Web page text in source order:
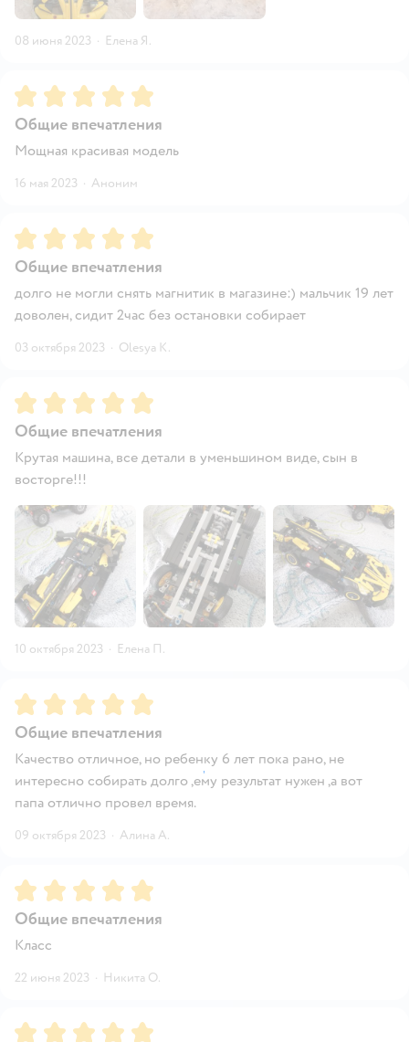
08 июня 2023 · Елена Я.
Рейтинг:5
Общие впечатления
Мощная красивая модель
16 мая 2023 · Аноним
Рейтинг:5
Общие впечатления
долго не могли снять магнитик в магазине:) мальчик 19 лет
доволен, сидит 2час без остановки собирает
03 октября 2023 · Olesya K.
Рейтинг:5
Общие впечатления
Крутая машина, все детали в уменьшином виде, сын в
восторге!!!
10 октября 2023 · Елена П.
Рейтинг:5
Общие впечатления
Качество отличное, но ребенку 6 лет пока рано, не
интересно собирать долго ,ему результат нужен ,а вот
папа отлично провел время.
09 октября 2023 · Алина А.
Рейтинг:5
Общие впечатления
Класс
22 июня 2023 · Никита О.
Рейтинг:5